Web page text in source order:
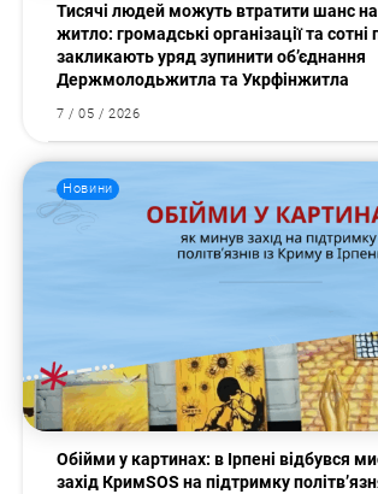
Пошук за запитом:
Тисячі людей можуть втратити шанс
житло: громадські організації та сотні
закликають уряд зупинити об’єднання
Держмолодьжитла та Укрфінжитла
7 / 05 / 2026
Новини
Обійми у картинах: в Ірпені відбувся
захід КримSOS на підтримку